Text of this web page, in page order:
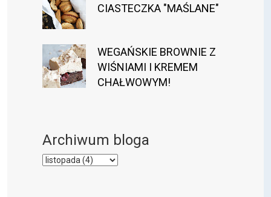
CIASTECZKA "MAŚLANE"
WEGAŃSKIE BROWNIE Z
WIŚNIAMI I KREMEM
CHAŁWOWYM!
Archiwum bloga